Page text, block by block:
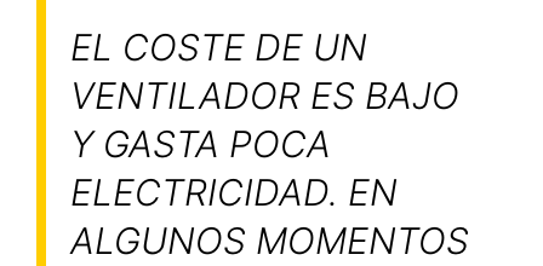
EL COSTE DE UN
VENTILADOR ES BAJO
Y GASTA POCA
ELECTRICIDAD. EN
ALGUNOS MOMENTOS